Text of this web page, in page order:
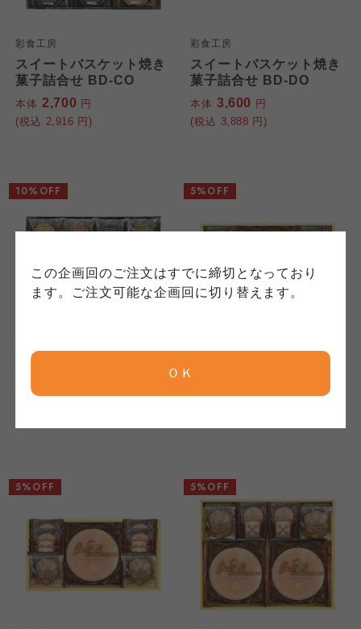
この企画回のご注文はすでに締切となっており
ます。ご注文可能な企画回に切り替えます。
ＯＫ
彩食工房
スイートバスケット焼き
菓子詰合せ BD-CO
本体 2,700 円
(税込 2,916 円)
彩食工房
スイートバスケット焼き
菓子詰合せ BD-DO
本体 3,600 円
(税込 3,888 円)
スイートバスケット焼き
本体4,500円
10%OFF
Senjudoスイーツセット
本体1,900円
5%OFF
5%OFF 5%OFF
ご利用約款（ご利用規約・ご利
用規程）について
このサイトは7つの生協から業務委託を受けて、
コープきんき事業連合が運営しています。ご自
投稿については、利用約款の細則として規定さ
コープしが
ならコープ
よどがわ市民生協
大阪いずみ市民生協
わかやま市民生協
このサイトは7つの生協から業務委託を受けて、
コープきんき事業連合が運営しています。お預
かりしている個人情報については、コープ事業
連合、ならびに各生協の「個人情報保護方針」
コープ事業連合、ならびに各生協の「個人情報
保護方針」については各生協のボタンをクリッ
クしてご確認ください。
コープしが
ならコープ
よどがわ市民生協
大阪いずみ市民生協
特定商取引法に基づく表記につ
いて
このサイトは7つの生協から業務委託を受けて、
コープきんき事業連合が運営しています。販売
て」については各生協のボタンをクリックして
コープしが
ならコープ
よどがわ市民生協
大阪いずみ市民生協
わかやま市民生協